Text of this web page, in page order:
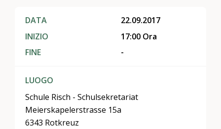
DATA
INIZIO
FINE
22.09.2017
17:00 Ora
-
LUOGO
Schule Risch - Schulsekretariat
Meierskapelerstrasse 15a
6343 Rotkreuz